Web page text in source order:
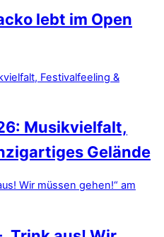
lebt im Open
Musikvielfalt,
Gelände